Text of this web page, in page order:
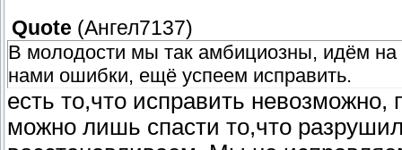
Quote (Ангел7137)
В молодости мы так амбициозны, идём
нами ошибки, ещё успеем исправить.
есть то,что исправить невозможно,
можно лишь спасти то,что